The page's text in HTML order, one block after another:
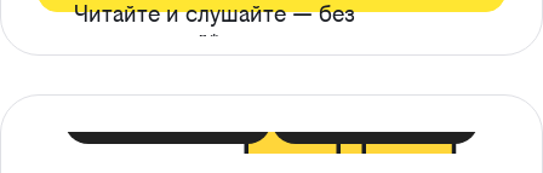
Читайте и слушайте — без
ограничений*